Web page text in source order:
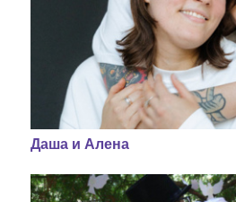
Даша и Алена